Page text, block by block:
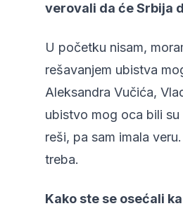
verovali da će Srbija
U početku nisam,
rešavanjem ubistva
Aleksandra Vučića,
ubistvo mog oca bili
reši, pa sam imala
treba.
Kako ste se osećali